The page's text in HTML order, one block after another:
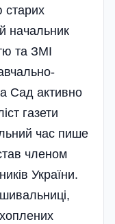
старих
начальник
та ЗМІ
Сад активно
газети
час пише
членом
України.